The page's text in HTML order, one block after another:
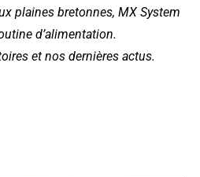
plaines bretonnes, MX System
d’alimentation.
et nos dernières actus.